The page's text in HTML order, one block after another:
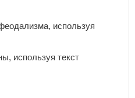
используя
используя текст